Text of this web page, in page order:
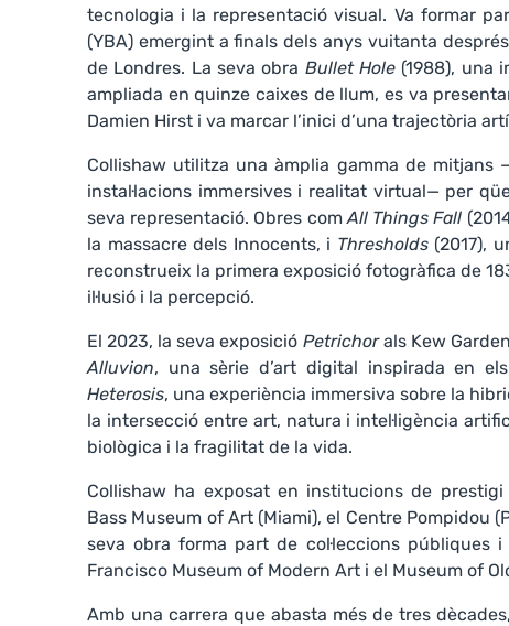
tecnologia i la representació visual. Va formar
(YBA) emergint a finals dels anys vuitanta
de Londres. La seva obra Bullet Hole (1988), una
ampliada en quinze caixes de llum, es va
Damien Hirst i va marcar l’inici d’una trajectòria
Collishaw utilitza una àmplia gamma de mitjans
instal·lacions immersives i realitat virtual— per
seva representació. Obres com All Things Fall
la massacre dels Innocents, i Thresholds(2017),
reconstrueix la primera exposició fotogràfica de
il·lusió i la percepció.
El 2023, la seva exposició Petrichorals Kew
Alluvion, una sèrie d’art digital inspirada en
Heterosis, una experiència immersiva sobre la
la intersecció entre art, natura i intel·ligència
biològica i la fragilitat de la vida.
Collishaw ha exposat en institucions de prestigi
Bass Museum of Art (Miami), el Centre Pompidou
seva obra forma part de col·leccions públiques
Francisco Museum of Modern Art i el Museum of
Amb una carrera que abasta més de tres